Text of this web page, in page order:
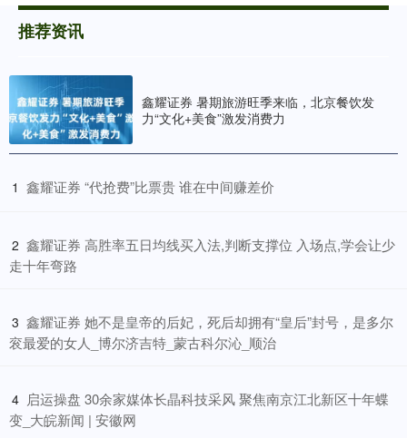
推荐资讯
鑫耀证券 暑期旅游旺季来临，北京餐饮发
力“文化+美食”激发消费力
1 ​鑫耀证券 “代抢费”比票贵 谁在中间赚差价
2 ​鑫耀证券 高胜率五日均线买入法,判断支撑位 入场点,学会让少
走十年弯路
3 ​鑫耀证券 她不是皇帝的后妃，死后却拥有“皇后”封号，是多尔
衮最爱的女人_博尔济吉特_蒙古科尔沁_顺治
4 ​启运操盘 30余家媒体长晶科技采风 聚焦南京江北新区十年蝶
变_大皖新闻 | 安徽网